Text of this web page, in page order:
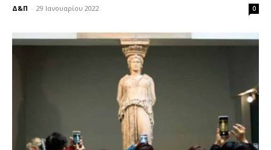
Δ&Π - 29 Ιανουαρίου 2022 0